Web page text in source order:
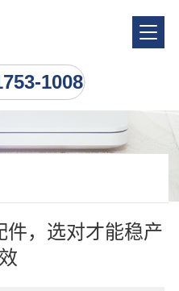
1008
件，选对才能稳产